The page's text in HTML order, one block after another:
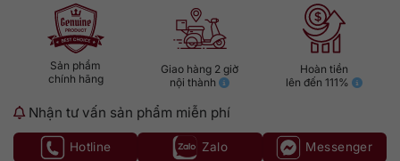
Sản phẩm
chính hãng
Giao hàng 2 giờ
nội thành
Hoàn tiền
lên đến 111%
Nhận tư vấn sản phẩm miễn phí
Hotline Zalo Messenger